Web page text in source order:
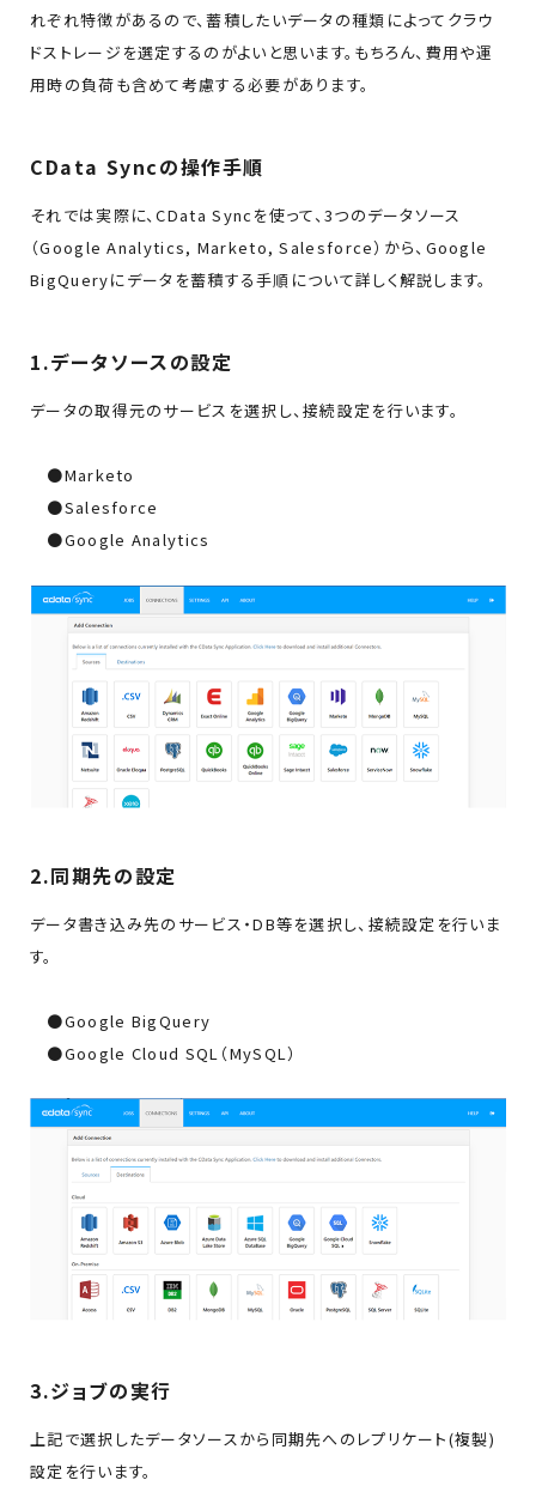
れぞれ特徴があるので、蓄積したいデータの種類によってクラウ
ドストレージを選定するのがよいと思います。もちろん、費用や運
用時の負荷も含めて考慮する必要があります。
CData Syncの操作手順
それでは実際に、CData Syncを使って、3つのデータソース
（Google Analytics, Marketo, Salesforce）から、Google
BigQueryにデータを蓄積する手順について詳しく解説します。
1.データソースの設定
データの取得元のサービスを選択し、接続設定を行います。
●Marketo
●Salesforce
●Google Analytics
2.同期先の設定
データ書き込み先のサービス・DB等を選択し、接続設定を行いま
す。
●Google BigQuery
●Google Cloud SQL（MySQL）
3.ジョブの実行
上記で選択したデータソースから同期先へのレプリケート(複製)
設定を行います。